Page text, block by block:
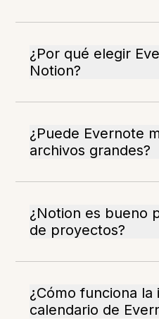
¿Por qué elegir
Notion?
¿Puede Evernote
archivos grandes?
¿Notion es bueno
de proyectos?
¿Cómo funciona la
calendario de